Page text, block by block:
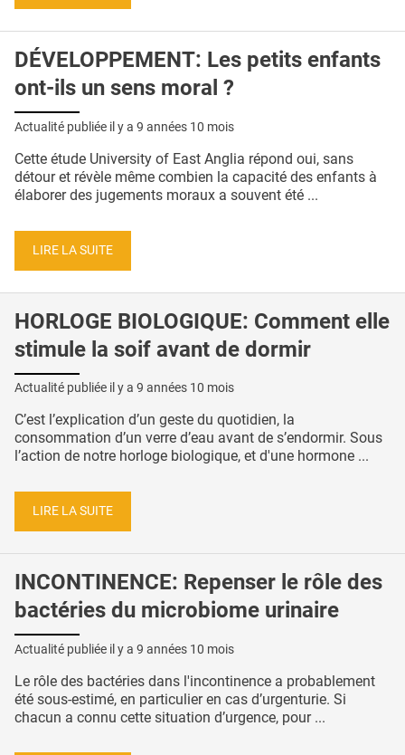
CRÉDITS
DÉVELOPPEMENT: Les petits enfants
ont-ils un sens moral ?
Actualité publiée il y a 9 années 10 mois
Cette étude University of East Anglia répond oui, sans
détour et révèle même combien la capacité des enfants à
élaborer des jugements moraux a souvent été ...
LIRE LA SUITE
HORLOGE BIOLOGIQUE: Comment elle
stimule la soif avant de dormir
Actualité publiée il y a 9 années 10 mois
C’est l’explication d’un geste du quotidien, la
consommation d’un verre d’eau avant de s’endormir. Sous
l’action de notre horloge biologique, et d'une hormone ...
LIRE LA SUITE
INCONTINENCE: Repenser le rôle des
bactéries du microbiome urinaire
Actualité publiée il y a 9 années 10 mois
Le rôle des bactéries dans l'incontinence a probablement
été sous-estimé, en particulier en cas d’urgenturie. Si
chacun a connu cette situation d’urgence, pour ...